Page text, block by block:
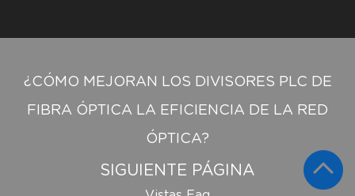
¿CÓMO MEJORAN LOS DIVISORES PLC DE
FIBRA ÓPTICA LA EFICIENCIA DE LA RED
ÓPTICA?
SIGUIENTE PÁGINA